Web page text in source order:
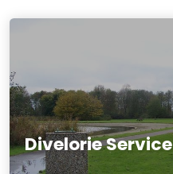
Divelorie Service